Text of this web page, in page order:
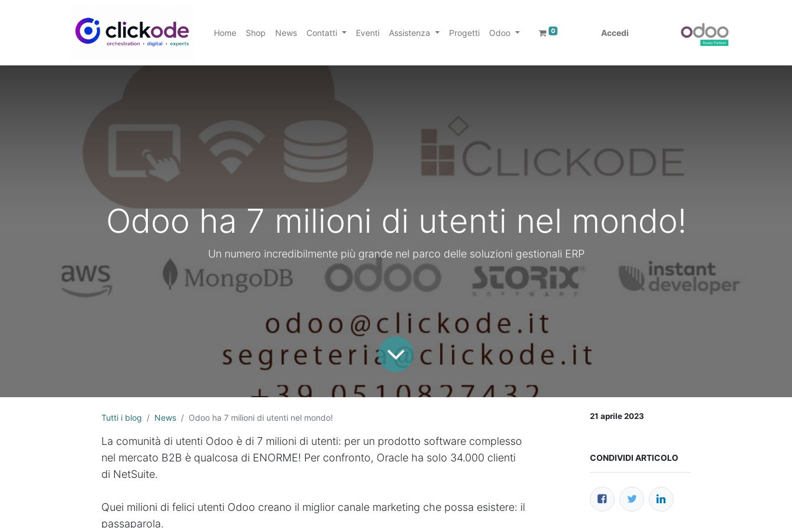
Home Shop News Contatti Eventi Assistenza Progetti Odoo 0 Accedi
Odoo ha 7 milioni di utenti nel mondo!
Un numero incredibilmente più grande nel parco delle soluzioni gestionali ERP
Tutti i blog News Odoo ha 7 milioni di utenti nel mondo!
La comunità di utenti Odoo è di 7 milioni di utenti: per un prodotto software complesso
nel mercato B2B è qualcosa di ENORME! Per confronto, Oracle ha solo 34.000 clienti
di NetSuite.
Quei milioni di felici utenti Odoo creano il miglior canale marketing che possa esistere: il
passaparola.
21 aprile 2023
CONDIVIDI ARTICOLO